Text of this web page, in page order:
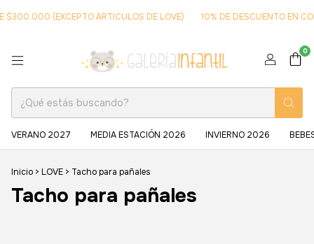
$300.000 (EXCEPTO ARTICULOS DE LOVE) 10% DE DESCUENTO EN
0
VERANO 2027 MEDIA ESTACIÓN 2026 INVIERNO 2026
Inicio > LOVE > Tacho para pañales
Tacho para pañales